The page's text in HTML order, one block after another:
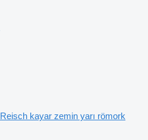
Reisch kayar zemin yarı römork